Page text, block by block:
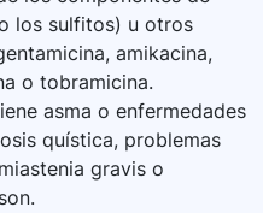
los sulfitos) u otros
amikacina,
o tobramicina.
asma o enfermedades
quística, problemas
gravis o